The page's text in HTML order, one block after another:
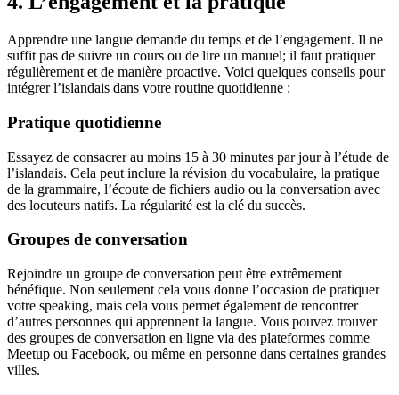
Apprendre une langue demande du temps et de l’engagement. Il ne
suffit pas de suivre un cours ou de lire un manuel; il faut pratiquer
régulièrement et de manière proactive. Voici quelques conseils pour
intégrer l’islandais dans votre routine quotidienne :
Pratique quotidienne
Essayez de consacrer au moins 15 à 30 minutes par jour à l’étude de
l’islandais. Cela peut inclure la révision du vocabulaire, la pratique
de la grammaire, l’écoute de fichiers audio ou la conversation avec
des locuteurs natifs. La régularité est la clé du succès.
Groupes de conversation
Rejoindre un groupe de conversation peut être extrêmement
bénéfique. Non seulement cela vous donne l’occasion de pratiquer
votre speaking, mais cela vous permet également de rencontrer
d’autres personnes qui apprennent la langue. Vous pouvez trouver
des groupes de conversation en ligne via des plateformes comme
Meetup ou Facebook, ou même en personne dans certaines grandes
villes.